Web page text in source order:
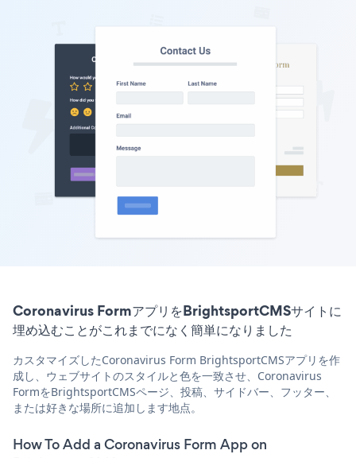
Coronavirus FormアプリをBrightsportCMSサイトに
埋め込むことがこれまでになく簡単になりました
カスタマイズしたCoronavirus Form BrightsportCMSアプリを作
成し、ウェブサイトのスタイルと色を一致させ、Coronavirus
FormをBrightsportCMSページ、投稿、サイドバー、フッター、
または好きな場所に追加します地点。
How To Add a Coronavirus Form App on